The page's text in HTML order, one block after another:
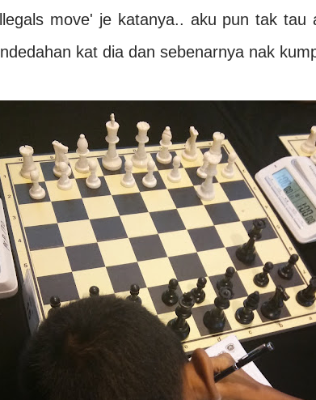
move' je katanya.. aku pun tak tau
kat dia dan sebenarnya nak